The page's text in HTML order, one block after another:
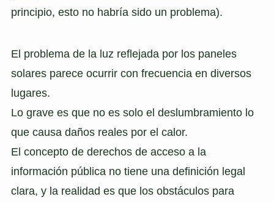
principio, esto no habría sido un problema).
El problema de la luz reflejada por los paneles
solares parece ocurrir con frecuencia en diversos
lugares.
Lo grave es que no es solo el deslumbramiento lo
que causa daños reales por el calor.
El concepto de derechos de acceso a la
información pública no tiene una definición legal
clara, y la realidad es que los obstáculos para